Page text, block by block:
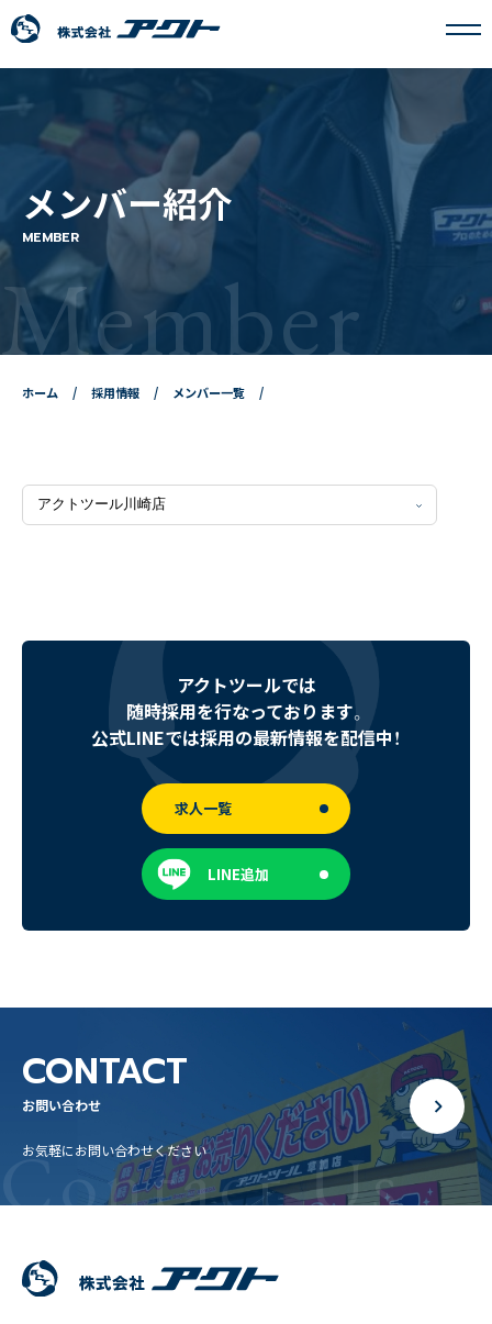
Member
メンバー紹介
MEMBER
ホーム 採用情報 メンバー一覧
アクトツールでは
随時採用を行なっております。
公式LINEでは採用の最新情報を配信中！
求人一覧
LINE追加
Contact Us
CONTACT
お問い合わせ
お気軽にお問い合わせください
アクトについて
事業内容
フランチャイズ事業
採用情報
ニュース
〒171-0014 東京都豊島区池袋2丁目40-12
西池袋第一生命ビルディング5階
TEL：03-6914-3443